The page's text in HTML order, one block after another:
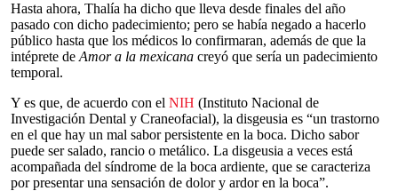
Hasta ahora, Thalía ha dicho que lleva desde finales del año
pasado con dicho padecimiento; pero se había negado a hacerlo
público hasta que los médicos lo confirmaran, además de que la
intéprete de Amor a la mexicana creyó que sería un padecimiento
temporal.
Y es que, de acuerdo con el NIH (Instituto Nacional de
Investigación Dental y Craneofacial), la disgeusia es “un trastorno
en el que hay un mal sabor persistente en la boca. Dicho sabor
puede ser salado, rancio o metálico. La disgeusia a veces está
acompañada del síndrome de la boca ardiente, que se caracteriza
por presentar una sensación de dolor y ardor en la boca”.